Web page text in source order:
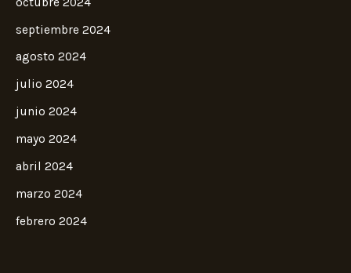
septiembre 2024
agosto 2024
julio 2024
junio 2024
mayo 2024
abril 2024
marzo 2024
febrero 2024